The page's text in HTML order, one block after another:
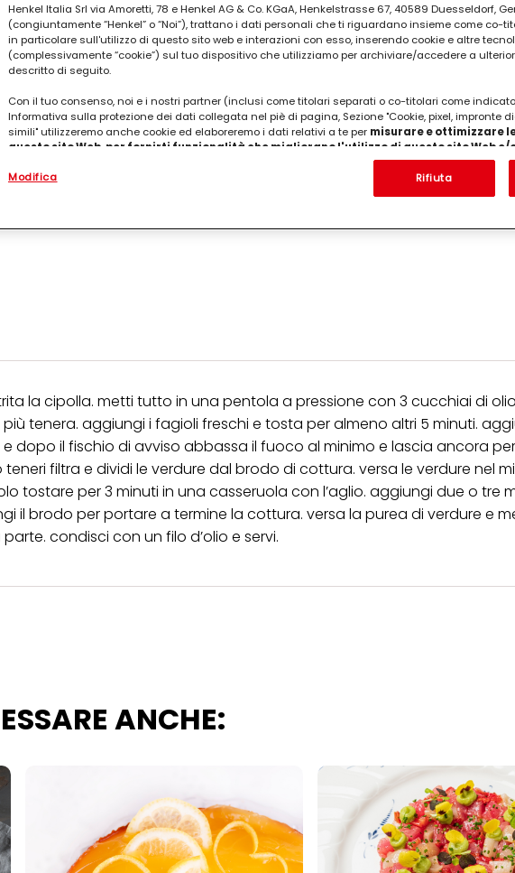
la cipolla. metti tutto in una pentola a pressione con 3 cucchiai di
tenera. aggiungi i fagioli freschi e tosta per almeno altri 5 minuti.
dopo il fischio di avviso abbassa il fuoco al minimo e lascia ancora
filtra e dividi le verdure dal brodo di cottura. versa le verdure nel
tostare per 3 minuti in una casseruola con l’aglio. aggiungi due o tre
il brodo per portare a termine la cottura. versa la purea di verdure e
condisci con un filo d’olio e servi.
ANCHE:
Henkel Italia Srl via Amoretti, 78 e Henkel AG & Co. KGaA, Henkelstrasse 67, 40589 Duesseldorf,
(congiuntamente “Henkel” o “Noi”), trattano i dati personali che ti riguardano insieme come co-
in particolare sull'utilizzo di questo sito web e interazioni con esso, inserendo cookie e altre
(complessivamente “cookie”) sul tuo dispositivo che utilizziamo per archiviare/accedere a
descritto di seguito.
Con il tuo consenso, noi e i nostri partner (inclusi come titolari separati o co-titolari come
Informativa sulla protezione dei dati collegata nel piè di pagina, Sezione "Cookie, pixel, impronte
simili" utilizzeremo anche cookie ed elaboreremo i dati relativi a te per misurare e ottimizzare
questo sito Web, per fornirti funzionalità che migliorano l'utilizzo di questo sito Web e/
. Analizzeremo il tuo utilizzo di questo sito Web e le tue interazioni commerciali
(rispettivamente dell'azienda per cui lavori) per) e su tale base tracciare i tuoi acquisti dei nostri
terzi, conservare le nostre informazioni sulle entità commerciali e creare profili individuali su di te
"modifica" di seguito".
Se fai clic su "Modifica" potrai trovare maggiori informazioni sul trattamento dei tuoi dati / sull'uso
per uno o più degli scopi sopra menzionati. Cliccando su "Accetta tutto", acconsenti all'uso dei
tuoi dati personali per tutte le finalità sopra indicate. Se fai clic su "Rifiuta", verranno utilizzati solo i
necessari per fornirti questo sito web.
Modifica Rifiuta